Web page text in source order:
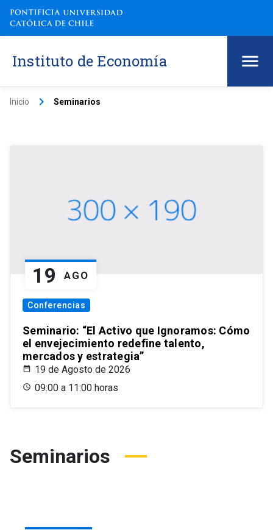
Instituto de Economía
Inicio keyboard_arrow_right Seminarios
19 AGO
Conferencias
Seminario: “El Activo que Ignoramos: Cómo
el envejecimiento redefine talento,
mercados y estrategia”
19 de Agosto de 2026
09:00 a 11:00 horas
Seminarios